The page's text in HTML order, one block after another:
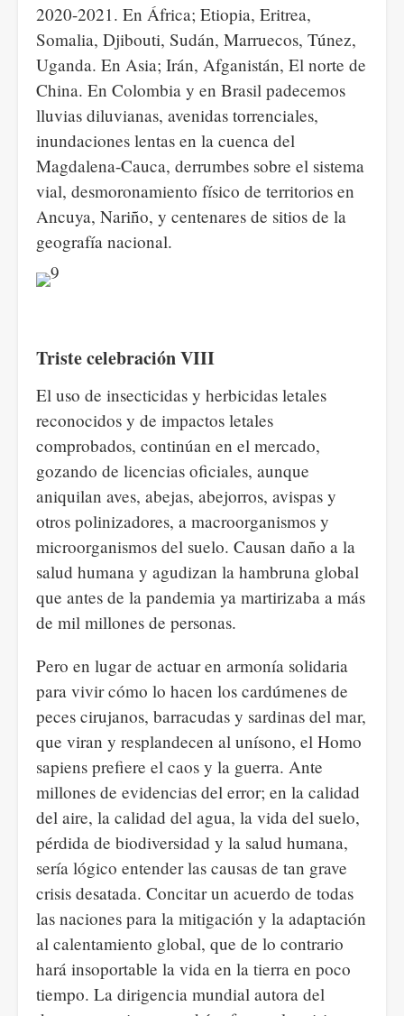
2020-2021. En África; Etiopia, Eritrea,
Somalia, Djibouti, Sudán, Marruecos, Túnez,
Uganda. En Asia; Irán, Afganistán, El norte de
China. En Colombia y en Brasil padecemos
lluvias diluvianas, avenidas torrenciales,
inundaciones lentas en la cuenca del
Magdalena-Cauca, derrumbes sobre el sistema
vial, desmoronamiento físico de territorios en
Ancuya, Nariño, y centenares de sitios de la
geografía nacional.
Triste celebración VIII
El uso de insecticidas y herbicidas letales
reconocidos y de impactos letales
comprobados, continúan en el mercado,
gozando de licencias oficiales, aunque
aniquilan aves, abejas, abejorros, avispas y
otros polinizadores, a macroorganismos y
microorganismos del suelo. Causan daño a la
salud humana y agudizan la hambruna global
que antes de la pandemia ya martirizaba a más
de mil millones de personas.
Pero en lugar de actuar en armonía solidaria
para vivir cómo lo hacen los cardúmenes de
peces cirujanos, barracudas y sardinas del mar,
que viran y resplandecen al unísono, el Homo
sapiens prefiere el caos y la guerra. Ante
millones de evidencias del error; en la calidad
del aire, la calidad del agua, la vida del suelo,
pérdida de biodiversidad y la salud humana,
sería lógico entender las causas de tan grave
crisis desatada. Concitar un acuerdo de todas
las naciones para la mitigación y la adaptación
al calentamiento global, que de lo contrario
hará insoportable la vida en la tierra en poco
tiempo. La dirigencia mundial autora del